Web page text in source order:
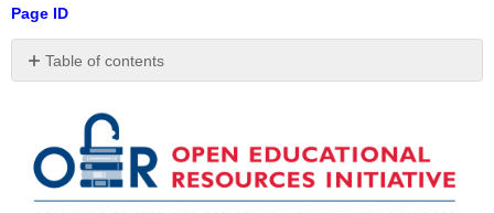
Page ID
Table of contents
No